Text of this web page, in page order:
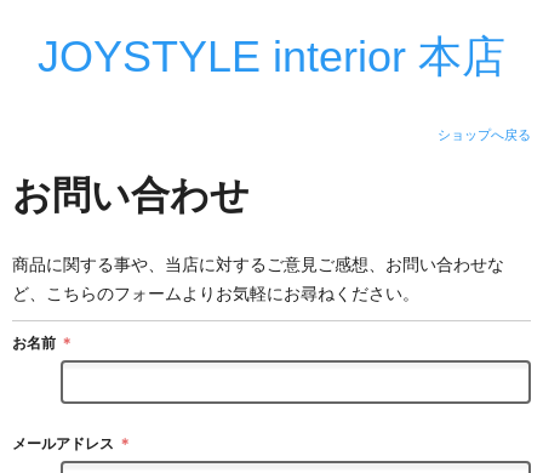
JOYSTYLE interior 本店
ショップへ戻る
お問い合わせ
商品に関する事や、当店に対するご意見ご感想、お問い合わせな
ど、こちらのフォームよりお気軽にお尋ねください。
お名前 ＊
メールアドレス ＊